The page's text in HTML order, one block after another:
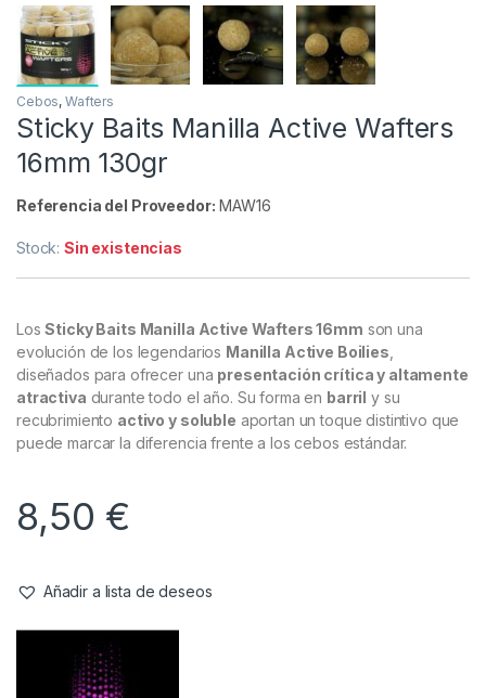
Cebos,Wafters
Sticky Baits Manilla Active Wafters
16mm 130gr
Referencia del Proveedor: MAW16
Stock:Sin existencias
LosSticky Baits Manilla Active Wafters 16mm son una
evolución de los legendarios Manilla Active Boilies
diseñados para ofrecer una presentación crítica y altamente
atractiva durante todo el año. Su forma en barril y su
recubrimiento activo y soluble aportan un toque distintivo que
puede marcar la diferencia frente a los cebos estándar.
8,50 €
Añadir a lista de deseos